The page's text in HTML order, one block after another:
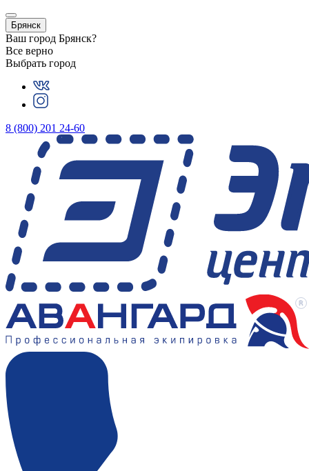
Брянск
Ваш город Брянск?
Все верно
Выбрать город
8 (800) 201 24-60